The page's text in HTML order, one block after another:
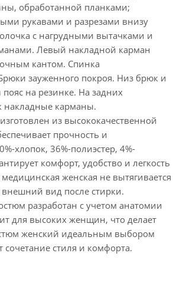
обработанной планками;
рукавами и разрезами внизу
с нагрудными вытачками и
Левый накладной карман
кантом. Спинка
зауженного покроя. Низ брюк и
на резинке. На задних
накладные карманы.
из высококачественной
прочность и
хлопок, 36%-полиэстер, 4%-
комфорт, удобство и легкость
женская не вытягивается
внешний вид после стирки.
разработан с учетом анатомии
для высоких женщин, что делает
женский идеальным выбором
сочетание стиля и комфорта.